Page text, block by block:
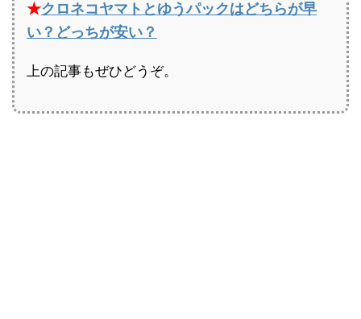
★クロネコヤマトとゆうパックはどちらが早
い？どっちが安い？
上の記事もぜひどうぞ。